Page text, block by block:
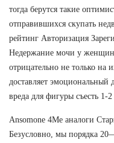
тогда берутся такие
отправившихся скупать
рейтинг Авторизация
Недержание мочи у женщин
отрицательно не только на
доставляет эмоциональный
вреда для фигуры съесть 1-2
Ansomone 4Me аналоги
Безусловно, мы порядка